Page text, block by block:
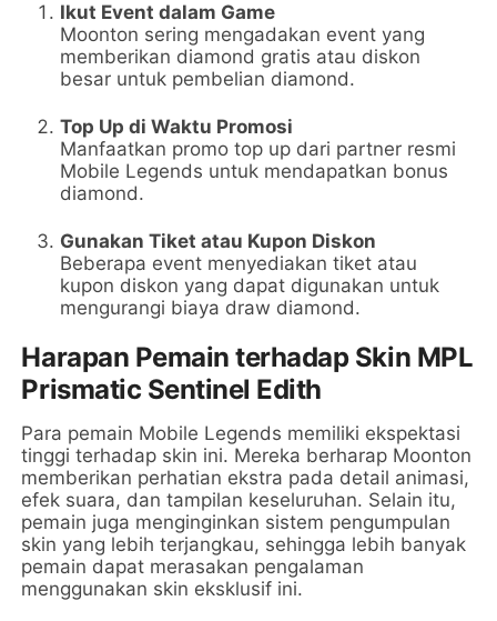
Ikut Event dalam Game
Moonton sering mengadakan event yang
memberikan diamond gratis atau diskon
besar untuk pembelian diamond.
Top Up di Waktu Promosi
Manfaatkan promo top up dari partner resmi
Mobile Legends untuk mendapatkan bonus
diamond.
Gunakan Tiket atau Kupon Diskon
Beberapa event menyediakan tiket atau
kupon diskon yang dapat digunakan untuk
mengurangi biaya draw diamond.
Harapan Pemain terhadap Skin MPL
Prismatic Sentinel Edith
Para pemain Mobile Legends memiliki ekspektasi
tinggi terhadap skin ini. Mereka berharap Moonton
memberikan perhatian ekstra pada detail animasi,
efek suara, dan tampilan keseluruhan. Selain itu,
pemain juga menginginkan sistem pengumpulan
skin yang lebih terjangkau, sehingga lebih banyak
pemain dapat merasakan pengalaman
menggunakan skin eksklusif ini.